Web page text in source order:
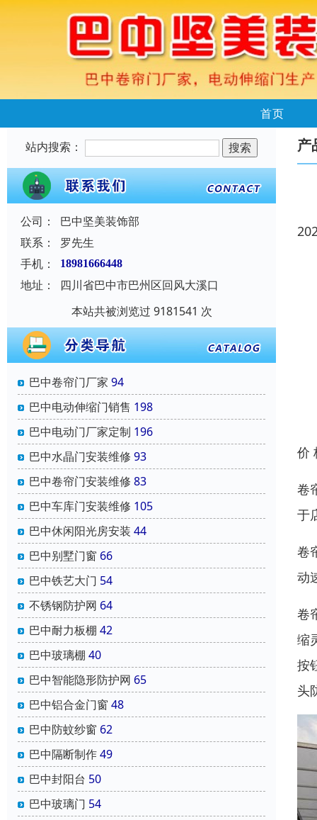
首页
站内搜索：
公司：
巴中坚美装饰部
联系：
罗先生
手机：
18981666448
地址：
四川省巴中市巴州区回风大溪口
本站共被浏览过 9181541 次
巴中卷帘门厂家 94
巴中电动伸缩门销售 198
巴中电动门厂家定制 196
巴中水晶门安装维修 93
巴中卷帘门安装维修 83
巴中车库门安装维修 105
巴中休闲阳光房安装 44
巴中别墅门窗 66
巴中铁艺大门 54
不锈钢防护网 64
巴中耐力板棚 42
巴中玻璃棚 40
巴中智能隐形防护网 65
巴中铝合金门窗 48
巴中防蚊纱窗 62
巴中隔断制作49
巴中封阳台 50
巴中玻璃门 54
产
价
卷
于
卷
动
卷
缩
按
头